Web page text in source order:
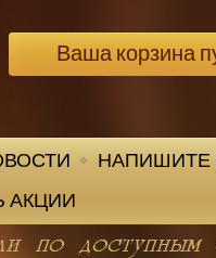
Ваша корзина
НАПИШИТЕ
АКЦИИ